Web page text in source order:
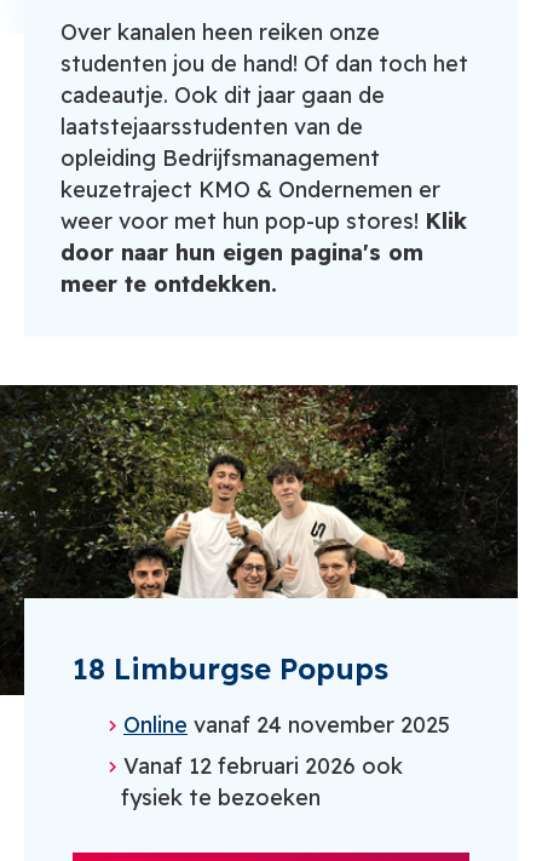
Over kanalen heen reiken onze
studenten jou de hand! Of dan toch het
cadeautje. Ook dit jaar gaan de
laatstejaarsstudenten van de
opleiding Bedrijfsmanagement
keuzetraject KMO & Ondernemen er
weer voor met hun pop-up stores! Klik
door naar hun eigen pagina's om
meer te ontdekken.
18 Limburgse Popups
Online vanaf 24 november 2025
Vanaf 12 februari 2026 ook
fysiek te bezoeken